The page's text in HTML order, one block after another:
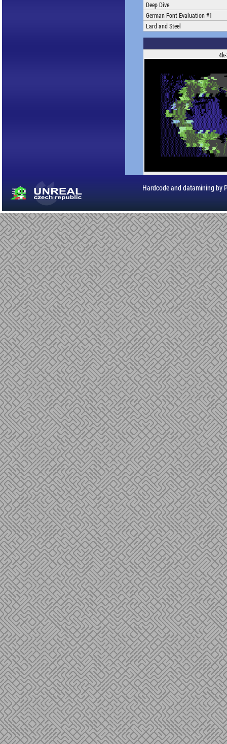
Deep Dive
German Font Evaluation #1
Lard and Steel
Hardcode and datamining by